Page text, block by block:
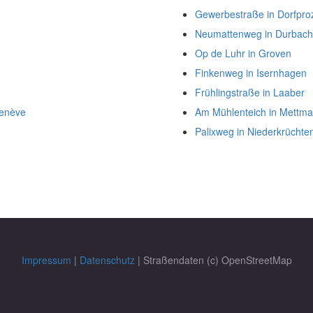
Gewerbestraße in
Neumattenweg in Durbach
Op de Luhr in Groven
Finkenweg in Isernhagen
Frühlingstraße in Laaber
Am Mühlenteich in
Palixweg in
Impressum | Datenschutz| Straßendaten (c) OpenStreetMap